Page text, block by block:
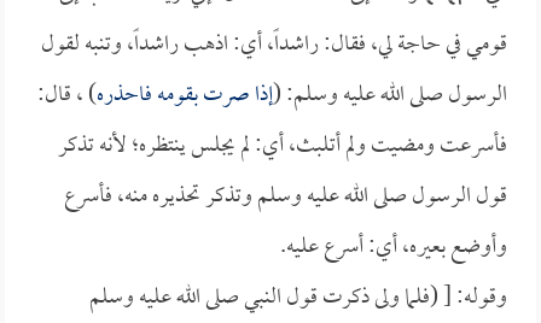
قومي في حاجة لي، فقال: راشداً، أي: اذهب راشداً، وتنبه لقول
الرسول صلى الله عليه وسلم: (إذا صرت بقومه فاحذره) ، قال:
فأسرعت ومضيت ولم أتلبث، أي: لم يجلس ينتظره؛ لأنه تذكر
قول الرسول صلى الله عليه وسلم وتذكر تحذيره منه، فأسرع
وأوضع بعيره، أي: أسرع عليه.
وقوله: [ (فلما ولى ذكرت قول النبي صلى الله عليه وسلم